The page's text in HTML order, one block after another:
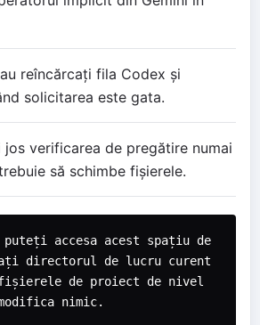
reîncărcați fila Codex și
solicitarea este gata.
jos verificarea de pregătire numai
să schimbe fișierele.
puteți accesa acest spațiu de
directorul de lucru curent
de proiect de nivel
nimic.